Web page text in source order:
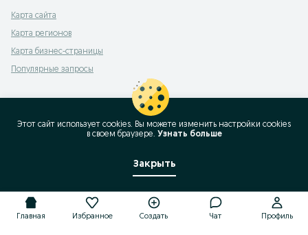
Карта сайта
Карта регионов
Карта бизнес-страницы
Популярные запросы
Главная Избранное Создать Чат Профиль
Этот сайт использует cookies. Вы можете изменить настройки cookies
в своeм браузере. Узнать больше
Закрыть